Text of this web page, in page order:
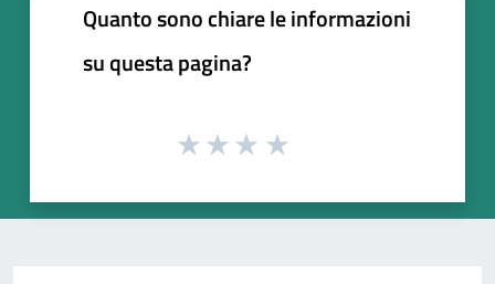
Quanto sono chiare le informazioni
su questa pagina?